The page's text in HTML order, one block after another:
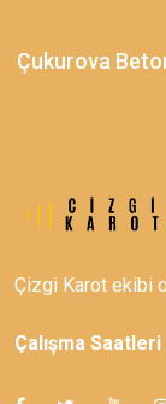
Çukurova
Çizgi Karot ekibi
Çalışma Saatleri